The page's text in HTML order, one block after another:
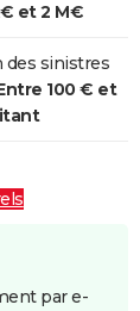
j Non
et 2 M€
des sinistres
100 € et
par e-